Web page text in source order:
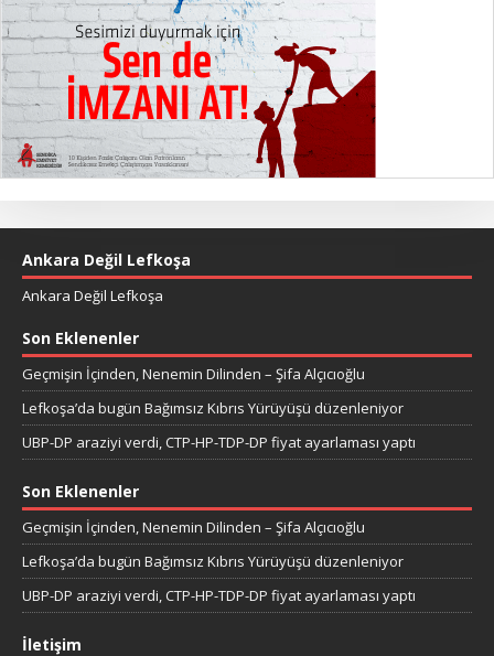
Ankara Değil Lefkoşa
Ankara Değil Lefkoşa
Son Eklenenler
Geçmişin İçinden, Nenemin Dilinden – Şifa Alçıcıoğlu
Lefkoşa’da bugün Bağımsız Kıbrıs Yürüyüşü düzenleniyor
UBP-DP araziyi verdi, CTP-HP-TDP-DP fiyat ayarlaması yaptı
Son Eklenenler
Geçmişin İçinden, Nenemin Dilinden – Şifa Alçıcıoğlu
Lefkoşa’da bugün Bağımsız Kıbrıs Yürüyüşü düzenleniyor
UBP-DP araziyi verdi, CTP-HP-TDP-DP fiyat ayarlaması yaptı
İletişim